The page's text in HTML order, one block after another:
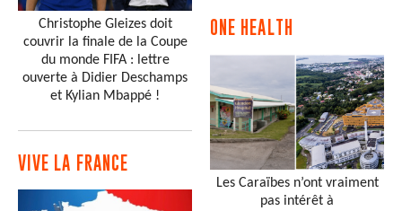
Christophe Gleizes doit
couvrir la finale de la Coupe
du monde FIFA : lettre
ouverte à Didier Deschamps
et Kylian Mbappé !
VIVE LA FRANCE
ONE HEALTH
Les Caraïbes n’ont vraiment
pas intérêt à